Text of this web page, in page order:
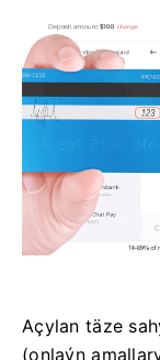
Açylan täze
(onlaýn